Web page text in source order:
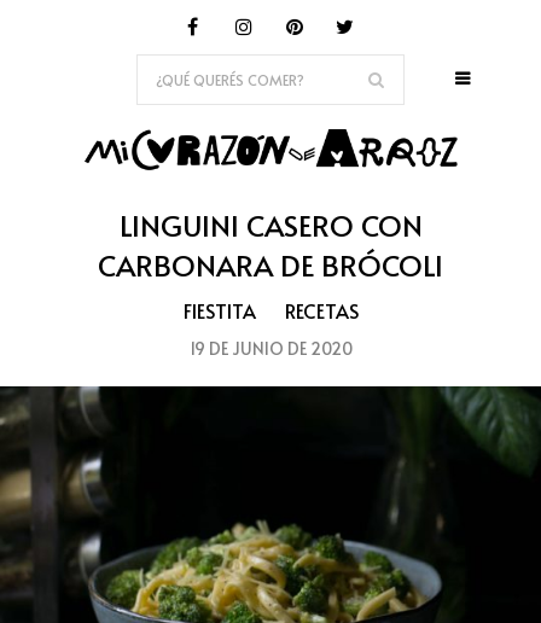
LINGUINI CASERO CON
CARBONARA DE BRÓCOLI
FIESTITA RECETAS
19 DE JUNIO DE 2020